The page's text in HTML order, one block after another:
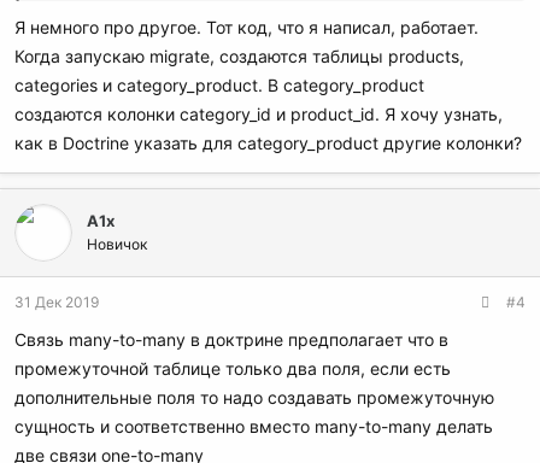
Я немного про другое. Тот код, что я написал, работает.
Когда запускаю migrate, создаются таблицы products,
categories и category_product. В category_product
создаются колонки category_id и product_id. Я хочу узнать,
как в Doctrine указать для category_product другие колонки?
A1x
Новичок
31 Дек 2019 #4
Связь many-to-many в доктрине предполагает что в
промежуточной таблице только два поля, если есть
дополнительные поля то надо создавать промежуточную
сущность и соответственно вместо many-to-many делать
две связи one-to-many